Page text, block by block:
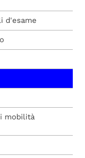
d'esame
mobilità